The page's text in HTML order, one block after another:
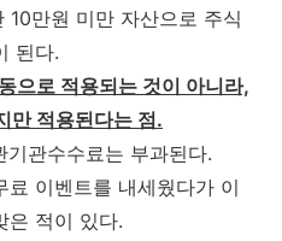
10만원 미만 자산으로 주식
된다.
으로 적용되는 것이 아니라,
만 적용된다는 점.
관수수료는 부과된다.
료 이벤트를 내세웠다가 이
은 적이 있다.